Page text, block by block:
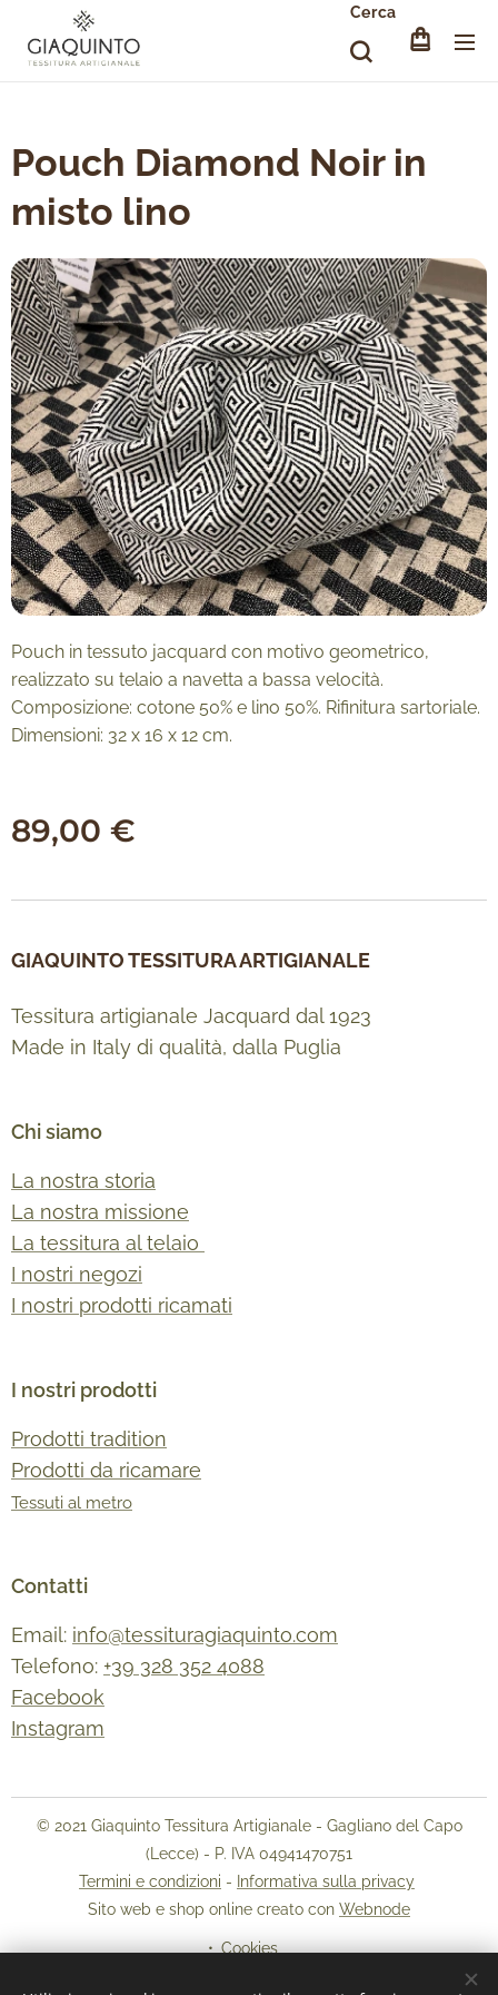
Cerca
Pouch Diamond Noir in
misto lino
Pouch in tessuto jacquard con motivo geometrico,
realizzato su telaio a navetta a bassa velocità.
Composizione: cotone 50% e lino 50%. Rifinitura sartoriale.
Dimensioni: 32 x 16 x 12 cm.
89,00 €
GIAQUINTO TESSITURA ARTIGIANALE
Tessitura artigianale Jacquard dal 1923
Made in Italy di qualità, dalla Puglia
Chi siamo
La nostra storia
La nostra missione
La tessitura al telaio
I nostri negozi
I nostri prodotti ricamati
I nostri prodotti
Prodotti tradition
Prodotti da ricamare
Tessuti al metro
Contatti
Email: info@tessituragiaquinto.com
Telefono: +39 328 352 4088
Facebook
Instagram
© 2021 Giaquinto Tessitura Artigianale - Gagliano del Capo
(Lecce) - P. IVA 04941470751
Termini e condizioni - Informativa sulla privacy
Sito web e shop online creato con Webnode
Cookies